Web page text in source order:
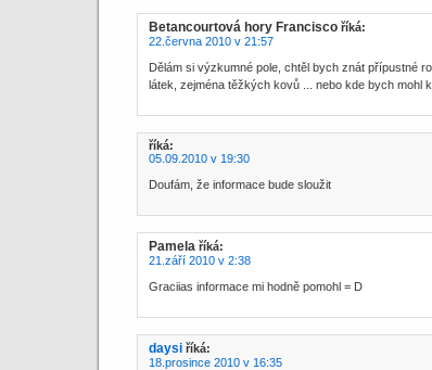
Betancourtová hory Francisco říká:
22.června 2010 v 21:57
Dělám si výzkumné pole, chtěl bych znát přípustné
látek, zejména těžkých kovů ... nebo kde bych mohl
říká:
05.09.2010 v 19:30
Doufám, že informace bude sloužit
Pamela říká:
21.září 2010 v 2:38
Graciias informace mi hodně pomohl = D
daysi říká:
18.prosince 2010 v 16:35